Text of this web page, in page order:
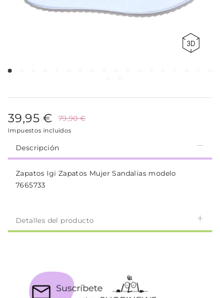
39,95 € 79,90 €
Impuestos incluidos
Descripción
Zapatos Igi Zapatos Mujer Sandalias modelo
7665733
Detalles del producto